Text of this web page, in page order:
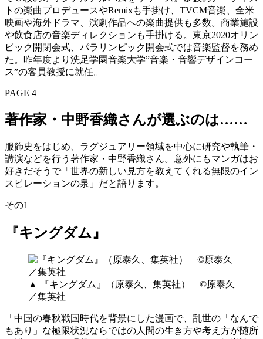
トの楽曲プロデュースやRemixも手掛け、TVCM音楽、全米
映画や海外ドラマ、演劇作品への楽曲提供も多数。商業施設
や飲食店の音楽ディレクションも手掛ける。東京2020オリン
ピック開閉会式、パラリンピック開会式では音楽監督を務め
た。昨年度より洗足学園音楽大学”音楽・音響デザインコー
ス”の客員教授に就任。
PAGE 4
著作家・中野香織さんが選ぶのは……
服飾史をはじめ、ラグジュアリー領域を中心に研究や執筆・
講演などを行う著作家・中野香織さん。意外にもマンガはお
好きだそうで「世界の新しい見方を教えてくれる無限のイン
スピレーションの泉」だと語ります。
その1
『キングダム』
▲ 『キングダム』（原泰久、集英社） ©原泰久
／集英社
「中国の春秋戦国時代を背景にした漫画で、乱世の「なんで
もあり」な極限状況ならではの人間の生き方や考え方が随所